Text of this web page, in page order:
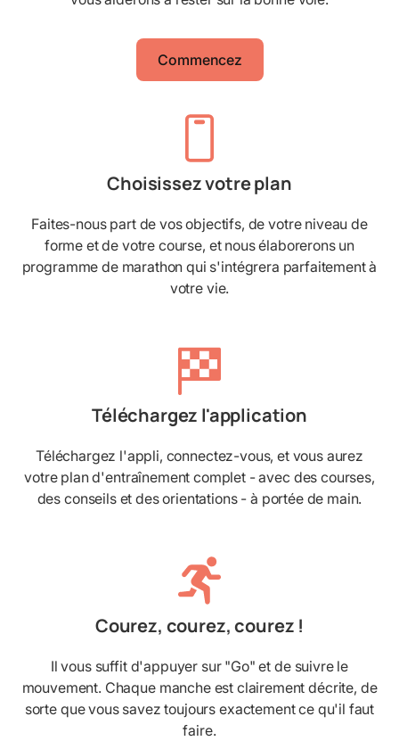
Commencez
Choisissez votre plan
Faites-nous part de vos objectifs, de votre niveau de
forme et de votre course, et nous élaborerons un
programme de marathon qui s'intégrera parfaitement à
votre vie.
Téléchargez l'application
Téléchargez l'appli, connectez-vous, et vous aurez
votre plan d'entraînement complet - avec des courses,
des conseils et des orientations - à portée de main.
Courez, courez, courez !
Il vous suffit d'appuyer sur "Go" et de suivre le
mouvement. Chaque manche est clairement décrite, de
sorte que vous savez toujours exactement ce qu'il faut
faire.